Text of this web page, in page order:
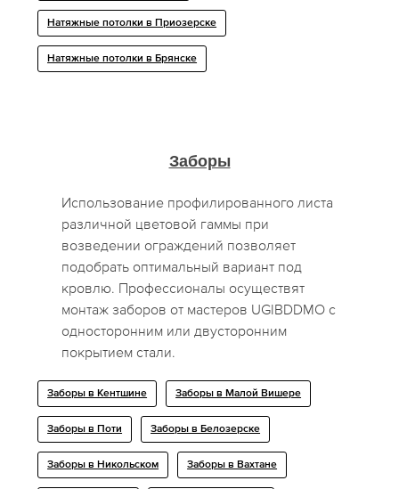
Натяжные потолки в Приозерске
Натяжные потолки в Брянске
Заборы
Использование профилированного листа
различной цветовой гаммы при
возведении ограждений позволяет
подобрать оптимальный вариант под
кровлю. Профессионалы осуществят
монтаж заборов от мастеров UGIBDDMO с
односторонним или двусторонним
покрытием стали.
Заборы в Кентшине Заборы в Малой Вишере
Заборы в Поти Заборы в Белозерске
Заборы в Никольском Заборы в Вахтане